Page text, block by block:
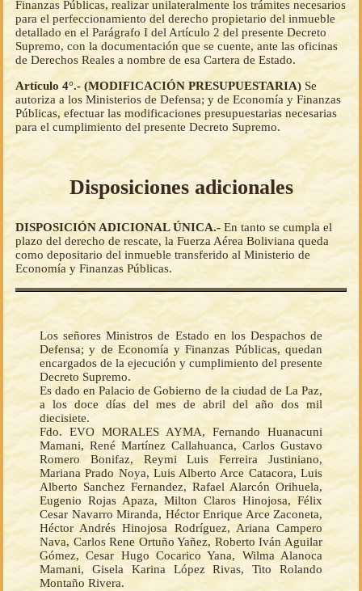
Finanzas Públicas, realizar unilateralmente los trámites necesarios
para el perfeccionamiento del derecho propietario del inmueble
detallado en el Parágrafo I del Artículo 2 del presente Decreto
Supremo, con la documentación que se cuente, ante las oficinas
de Derechos Reales a nombre de esa Cartera de Estado.
Artículo 4°.- (MODIFICACIÓN PRESUPUESTARIA) Se
autoriza a los Ministerios de Defensa; y de Economía y Finanzas
Públicas, efectuar las modificaciones presupuestarias necesarias
para el cumplimiento del presente Decreto Supremo.
Disposiciones adicionales
DISPOSICIÓN ADICIONAL ÚNICA.- En tanto se cumpla el
plazo del derecho de rescate, la Fuerza Aérea Boliviana queda
como depositario del inmueble transferido al Ministerio de
Economía y Finanzas Públicas.
Los señores Ministros de Estado en los Despachos de
Defensa; y de Economía y Finanzas Públicas, quedan
encargados de la ejecución y cumplimiento del presente
Decreto Supremo.
Es dado en Palacio de Gobierno de la ciudad de La Paz,
a los doce días del mes de abril del año dos mil
diecisiete.
Fdo. EVO MORALES AYMA, Fernando Huanacuni
Mamani, René Martínez Callahuanca, Carlos Gustavo
Romero Bonifaz, Reymi Luis Ferreira Justiniano,
Mariana Prado Noya, Luis Alberto Arce Catacora, Luis
Alberto Sanchez Fernandez, Rafael Alarcón Orihuela,
Eugenio Rojas Apaza, Milton Claros Hinojosa, Félix
Cesar Navarro Miranda, Héctor Enrique Arce Zaconeta,
Héctor Andrés Hinojosa Rodríguez, Ariana Campero
Nava, Carlos Rene Ortuño Yañez, Roberto Iván Aguilar
Gómez, Cesar Hugo Cocarico Yana, Wilma Alanoca
Mamani, Gisela Karina López Rivas, Tito Rolando
Montaño Rivera.